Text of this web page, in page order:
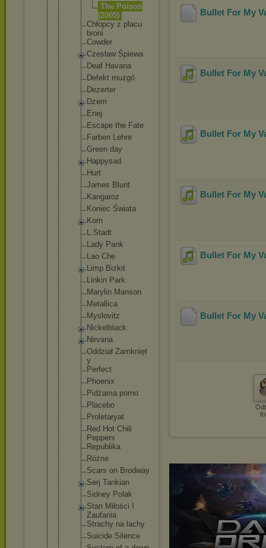
The Poison
(2005)
Chłopcy z placu
broni
Cowder
Czesław Śpiewa
Deaf Havana
Defekt muzgó
Dezerter
Dżem
Enej
Escape the Fate
Farben Lehre
Green day
Happysad
Hurt
James Blunt
Kangaroz
Koniec Świata
Korn
L.Stadt
Lady Pank
Lao Che
Limp Bizkit
Linkin Park
Marylin Manson
Metallica
Myslovitz
Nickelbl ack
Nirvana
Oddział Zamknięt
y
Perfect
Phoenix
Pidżama porno
Placebo
Proletaryat
Red Hot Chili
Peppers
Republika
Różne
Scars on Brodway
Serj Tankian
Sidney Polak
Stan Miłości I
Zaufania
Strachy na lachy
Suicide Silence
Bullet For My
Bullet For My
Bullet For My
Bullet For My
Bullet For My
Bullet For My